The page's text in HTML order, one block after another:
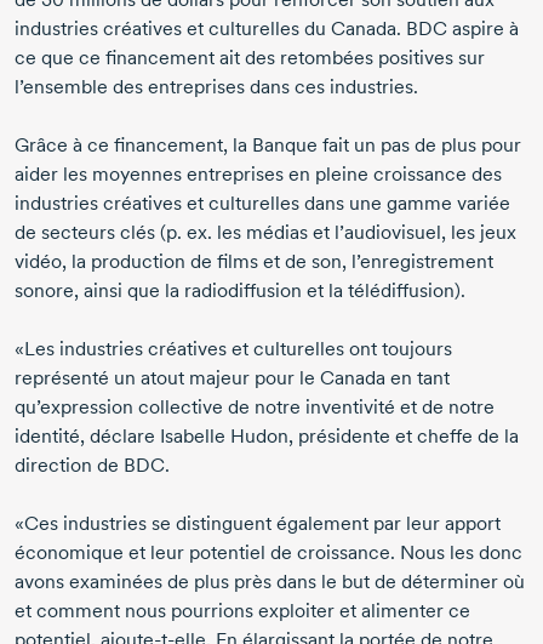
industries créatives et culturelles du Canada. BDC aspire à
ce que ce financement ait des retombées positives sur
l’ensemble des entreprises dans ces industries.
Grâce à ce financement, la Banque fait un pas de plus pour
aider les moyennes entreprises en pleine croissance des
industries créatives et culturelles dans une gamme variée
de secteurs clés (p. ex. les médias et l’audiovisuel, les jeux
vidéo, la production de films et de son, l’enregistrement
sonore, ainsi que la radiodiffusion et la télédiffusion).
«Les industries créatives et culturelles ont toujours
représenté un atout majeur pour le Canada en tant
qu’expression collective de notre inventivité et de notre
identité, déclare Isabelle Hudon, présidente et cheffe de la
direction de BDC.
«Ces industries se distinguent également par leur apport
économique et leur potentiel de croissance. Nous les donc
avons examinées de plus près dans le but de déterminer où
et comment nous pourrions exploiter et alimenter ce